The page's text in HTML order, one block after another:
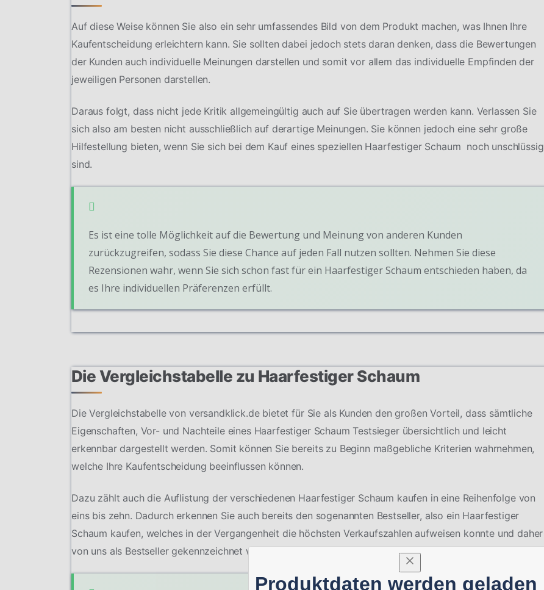
Produktdaten werden geladen
Auf diese Weise können Sie also ein sehr umfassendes Bild von dem Produkt machen, was Ihnen Ihre
Kaufentscheidung erleichtern kann. Sie sollten dabei jedoch stets daran denken, dass die Bewertungen
der Kunden auch individuelle Meinungen darstellen und somit vor allem das individuelle Empfinden der
jeweiligen Personen darstellen.
Daraus folgt, dass nicht jede Kritik allgemeingültig auch auf Sie übertragen werden kann. Verlassen Sie
sich also am besten nicht ausschließlich auf derartige Meinungen. Sie können jedoch eine sehr große
Hilfestellung bieten, wenn Sie sich bei dem Kauf eines speziellen Haarfestiger Schaum noch unschlüssig
sind.
Es ist eine tolle Möglichkeit auf die Bewertung und Meinung von anderen Kunden
zurückzugreifen, sodass Sie diese Chance auf jeden Fall nutzen sollten. Nehmen Sie diese
Rezensionen wahr, wenn Sie sich schon fast für ein Haarfestiger Schaum entschieden haben, da
es Ihre individuellen Präferenzen erfüllt.
Die Vergleichstabelle zu Haarfestiger Schaum
Die Vergleichstabelle von versandklick.de bietet für Sie als Kunden den großen Vorteil, dass sämtliche
Eigenschaften, Vor- und Nachteile eines Haarfestiger Schaum Testsieger übersichtlich und leicht
erkennbar dargestellt werden. Somit können Sie bereits zu Beginn maßgebliche Kriterien wahrnehmen,
welche Ihre Kaufentscheidung beeinflussen können.
Dazu zählt auch die Auflistung der verschiedenen Haarfestiger Schaum kaufen in eine Reihenfolge von
eins bis zehn. Dadurch erkennen Sie auch bereits den sogenannten Bestseller, also ein Haarfestiger
Schaum kaufen, welches in der Vergangenheit die höchsten Verkaufszahlen aufweisen konnte und daher
von uns als Bestseller gekennzeichnet wird.